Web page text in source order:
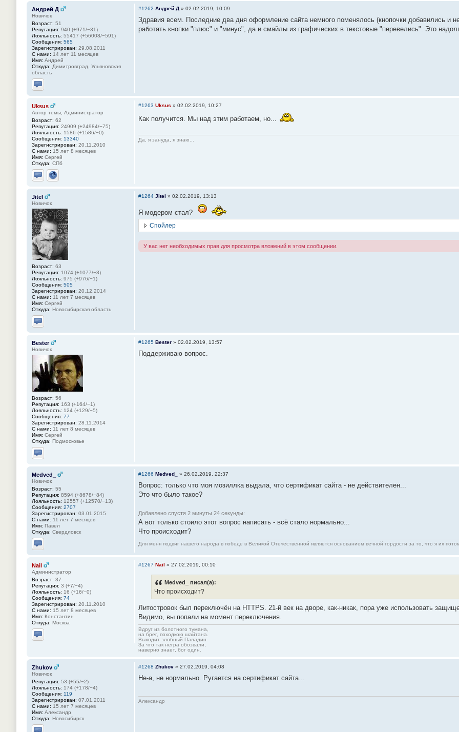
Андрей Д
Новичок
Возраст: 51
Репутация: 940 (+971/−31)
Лояльность: 55417 (+56008/−591)
Сообщения: 565
Зарегистрирован: 29.08.2011
С нами: 14 лет 11 месяцев
Имя: Андрей
Откуда: Димитровград, Ульяновская
область
Отправить личное сообщение
#1262 Андрей Д » 02.02.2019, 10:09
Здравия всем. Последние два дня оформление сайта немного поменялось (кнопочки добавились и
работать кнопки "плюс" и "минус", да и смайлы из графических в текстовые "перевелись". Это
Uksus
Автор темы, Администратор
Возраст: 62
Репутация: 24909 (+24984/−75)
Лояльность: 1586 (+1586/−0)
Сообщения: 13340
Зарегистрирован: 20.11.2010
С нами: 15 лет 8 месяцев
Имя: Сергей
Откуда: СПб
Отправить личное сообщение
Сайт
#1263 Uksus » 02.02.2019, 10:27
Как получится. Мы над этим работаем, но...
Да, я зануда, я знаю...
Jitel
Новичок
Возраст: 63
Репутация: 1074 (+1077/−3)
Лояльность: 975 (+976/−1)
Сообщения: 505
Зарегистрирован: 20.12.2014
С нами: 11 лет 7 месяцев
Имя: Сергей
Откуда: Новосибирская область
Отправить личное сообщение
#1264 Jitel » 02.02.2019, 13:13
Я модером стал?
Спойлер
У вас нет необходимых прав для просмотра вложений в этом сообщении.
Bester
Новичок
Возраст: 56
Репутация: 163 (+164/−1)
Лояльность: 124 (+129/−5)
Сообщения: 77
Зарегистрирован: 28.11.2014
С нами: 11 лет 8 месяцев
Имя: Сергей
Откуда: Подмосковье
Отправить личное сообщение
#1265 Bester » 02.02.2019, 13:57
Поддерживаю вопрос.
Medved_
Новичок
Возраст: 55
Репутация: 8594 (+8678/−84)
Лояльность: 12557 (+12570/−13)
Сообщения: 2707
Зарегистрирован: 03.01.2015
С нами: 11 лет 7 месяцев
Имя: Павел
Откуда: Свердловск
Отправить личное сообщение
#1266 Medved_ » 26.02.2019, 22:37
Вопрос: только что моя мозиллка выдала, что сертификат сайта - не действителен...
Это что было такое?
Добавлено спустя 2 минуты 24 секунды:
А вот только стоило этот вопрос написать - всё стало нормально...
Что происходит?
Для меня подвиг нашего народа в победе в Великой Отечественной является основанием вечной гордости за то, что я их
Nail
Администратор
Возраст: 37
Репутация: 3 (+7/−4)
Лояльность: 16 (+16/−0)
Сообщения: 74
Зарегистрирован: 20.11.2010
С нами: 15 лет 8 месяцев
Имя: Константин
Откуда: Москва
Отправить личное сообщение
#1267 Nail » 27.02.2019, 00:10
Medved_ писал(а):
Что происходит?
Литостровок был переключён на HTTPS. 21-й век на дворе, как-никак, пора уже использовать
Видимо, вы попали на момент переключения.
Вдруг из болотного тумана,
на брег, походкою шайтана.
Выходит злобный Паладин.
За что так негра обозвали,
наверно знает, бог один.
Zhukov
Новичок
Репутация: 53 (+55/−2)
Лояльность: 174 (+178/−4)
Сообщения: 119
Зарегистрирован: 07.01.2011
С нами: 15 лет 7 месяцев
Имя: Александр
Откуда: Новосибирск
#1268 Zhukov » 27.02.2019, 04:08
Не-а, не нормально. Ругается на сертификат сайта...
Александр